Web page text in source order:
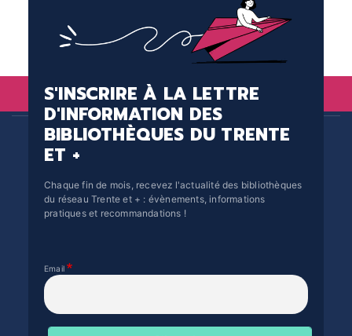
S'INSCRIRE À LA LETTRE
D'INFORMATION DES
BIBLIOTHÈQUES DU TRENTE
ET +
Chaque fin de mois, recevez l'actualité des bibliothèques
du réseau Trente et + : évènements, informations
pratiques et recommandations !
Email